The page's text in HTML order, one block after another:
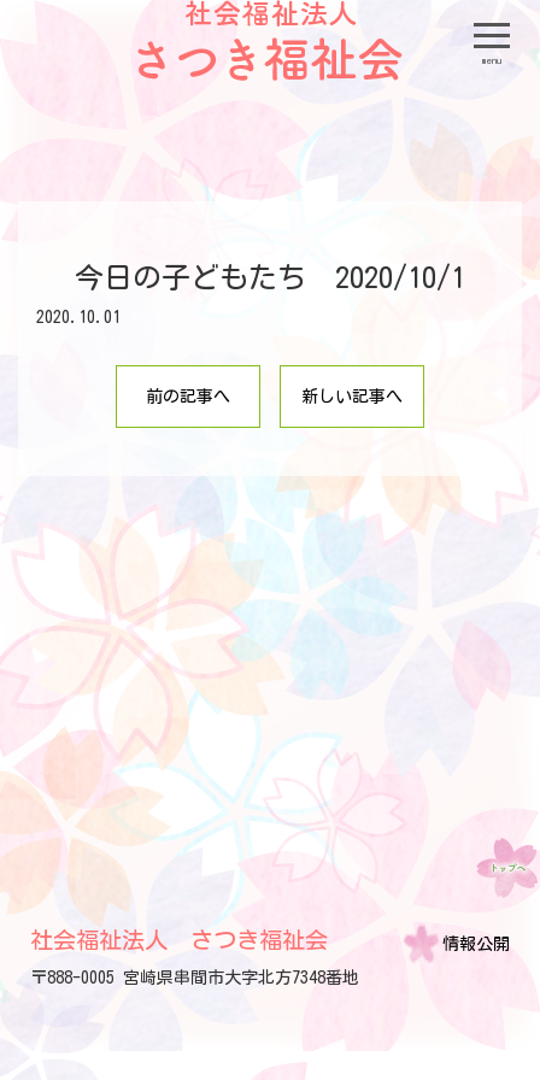
menu
今日の子どもたち 2020/10/1
2020.10.01
前の記事へ 新しい記事へ
社会福祉法人 さつき福祉会
〒888-0005 宮崎県串間市大字北方7348番地
情報公開